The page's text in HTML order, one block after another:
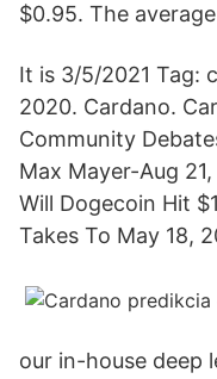
$0.95. The
It is 3/5/2021 Tag:
2020. Cardano.
Community
Max Mayer-Aug
Will Dogecoin Hit
Takes To May 18,
our in-house deep